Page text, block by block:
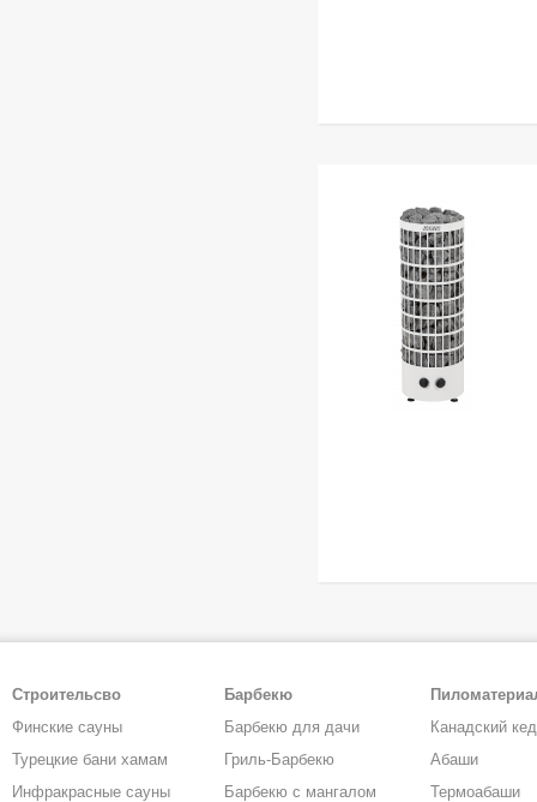
Строительсво
Финские сауны
Турецкие бани хамам
Инфракрасные сауны
Барбекю
Барбекю для дачи
Гриль-Барбекю
Барбекю с мангалом
Канадский
Абаши
Термоабаши